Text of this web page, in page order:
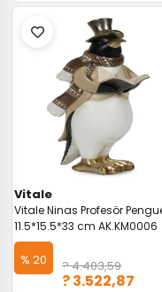
Vitale
Vitale Ninas Profesör
11.5*15.5*33 cm AK.KM0006
% 20 ? 4.403,59
? 3.522,87